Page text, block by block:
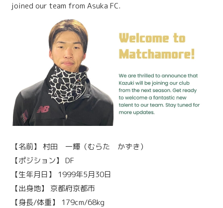
joined our team from Asuka FC.
【名前】 村田 一輝（むらた かずき）
【ポジション】 DF
【生年月日】 1999年5月30日
【出身地】 京都府京都市
【身長/体重】 179cm/68kg